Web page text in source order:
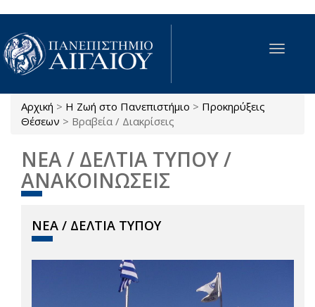
Παράκαμψη προς το κυρίως περιεχόμενο
Toggle
Είστε εδώ
Αρχική > Η Ζωή στο Πανεπιστήμιο > Προκηρύξεις
Θέσεων > Βραβεία / Διακρίσεις
ΝΕΑ / ΔΕΛΤΙΑ ΤΥΠΟΥ /
ΑΝΑΚΟΙΝΩΣΕΙΣ
ΝΕΑ / ΔΕΛΤΙΑ ΤΥΠΟΥ